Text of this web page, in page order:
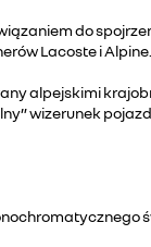
do
Lacoste i Alpine.
alpejskimi
wizerunek